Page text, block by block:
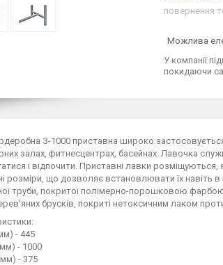
повернення
У компанії
покидаючи
З-1000 приставна широко
залах, фитнесцентрах, басейнах. Лавочка
і відпочити. Приставні лавки
розміри, що дозволяє встановлювати їх навіть
труби, покритої полімерно-порошковою
брусків, покриті нетоксичним лаком
- 445
- 1000
- 375